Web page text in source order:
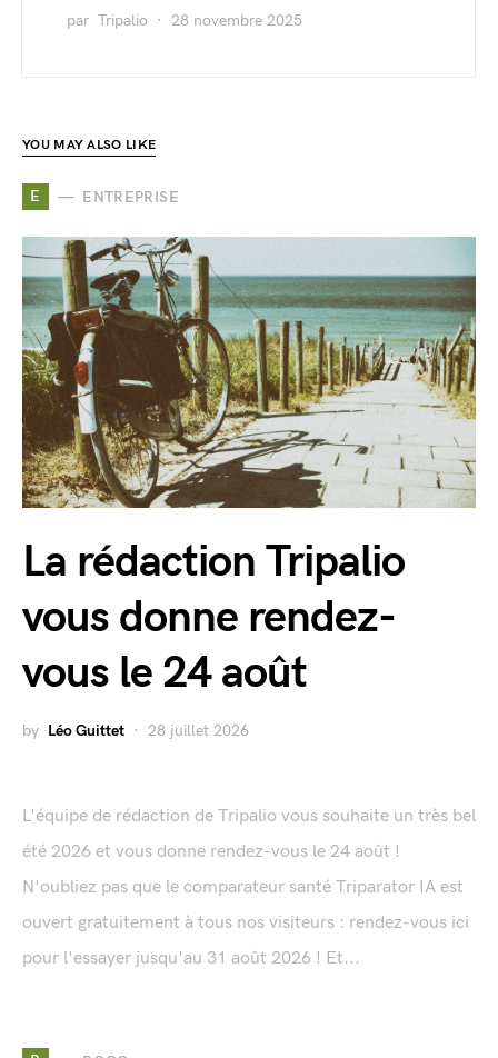
par Tripalio 28 novembre 2025
YOU MAY ALSO LIKE
E ENTREPRISE
La rédaction Tripalio
vous donne rendez-
vous le 24 août
by Léo Guittet 28 juillet 2026
L'équipe de rédaction de Tripalio vous souhaite un très bel
été 2026 et vous donne rendez-vous le 24 août !
N'oubliez pas que le comparateur santé Triparator IA est
ouvert gratuitement à tous nos visiteurs : rendez-vous ici
pour l'essayer jusqu'au 31 août 2026 ! Et...